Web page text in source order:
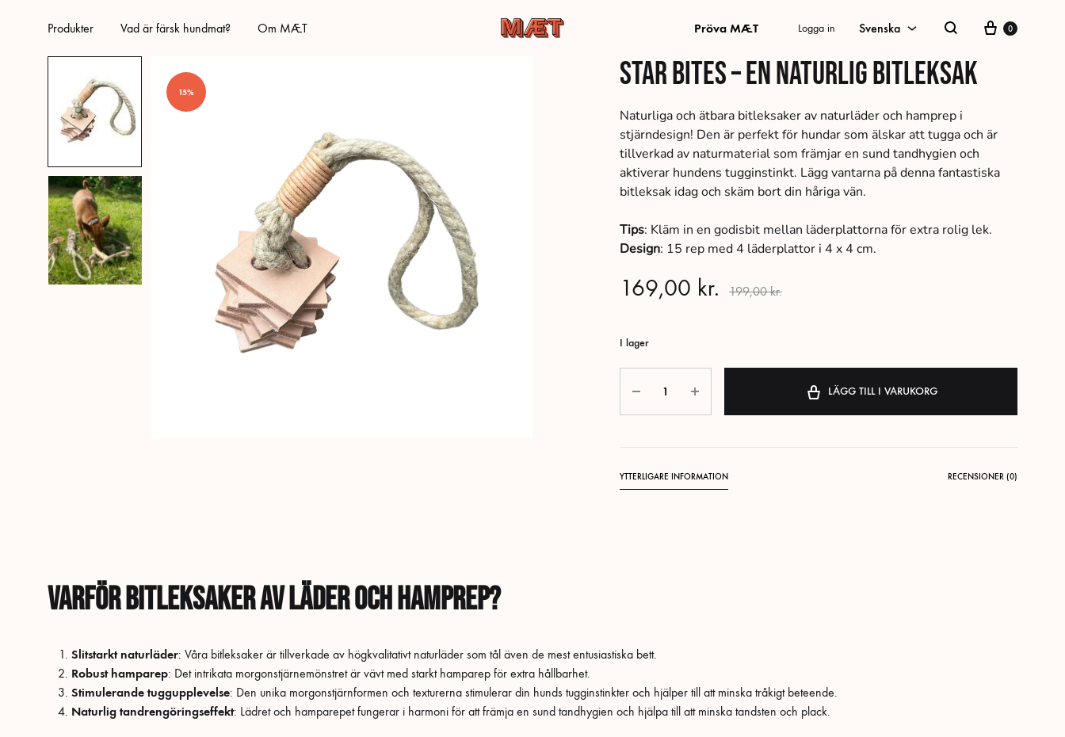
Produkter Vad är färsk hundmat?
Om MÆT
Pröva MÆT Logga in Svenska
Svenska
Tyska
Norskt Bokmål
Sök
Vagn
0
15% Star bites – En naturlig bitleksak
Naturliga och ätbara bitleksaker av naturläder och hamprep i
stjärndesign! Den är perfekt för hundar som älskar att tugga och är
tillverkad av naturmaterial som främjar en sund tandhygien och
aktiverar hundens tugginstinkt. Lägg vantarna på denna fantastiska
bitleksak idag och skäm bort din håriga vän.
Tips: Kläm in en godisbit mellan läderplattorna för extra rolig lek.
Design: 15 rep med 4 läderplattor i 4 x 4 cm.
169,00 kr. 199,00kr.
I lager
LÄGG TILL I VARUKORG
YTTERLIGARE INFORMATION RECENSIONER (0)
Varför bitleksaker av läder och hamprep?
Slitstarkt naturläder: Våra bitleksaker är tillverkade av högkvalitativt naturläder som tål även de mest entusiastiska bett.
Robust hamparep: Det intrikata morgonstjärnemönstret är vävt med starkt hamparep för extra hållbarhet.
Stimulerande tuggupplevelse: Den unika morgonstjärnformen och texturerna stimulerar din hunds tugginstinkter och hjälper till att minska tråkigt beteende.
Naturlig tandrengöringseffekt: Lädret och hamparepet fungerar i harmoni för att främja en sund tandhygien och hjälpa till att minska tandsten och plack.